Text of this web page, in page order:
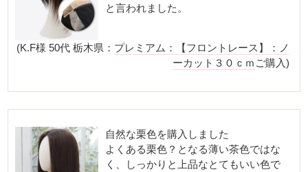
と言われました。
(K.F様 50代 栃木県： プレミアム：【フロントレース】：ノ
ーカット３０ｃｍ ご購入)
自然な栗色を購入しました
よくある栗色？となる薄い茶色ではな
く、しっかりと上品なとてもいい色で